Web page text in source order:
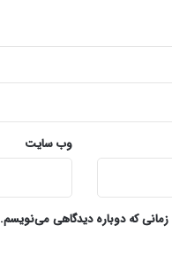
وب‌ سایت
که دوباره دیدگاهی می‌نویسم.